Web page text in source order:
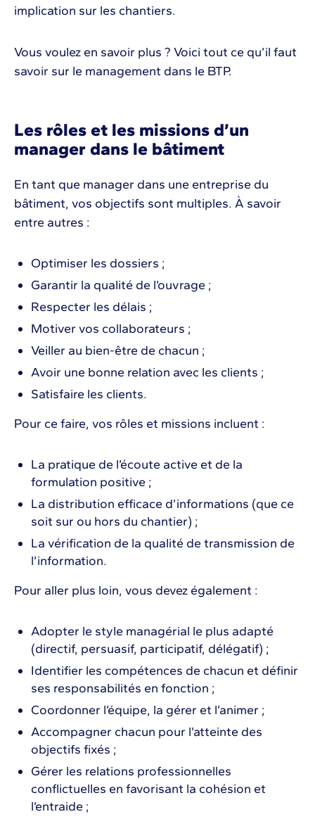
implication sur les chantiers.
Vous voulez en savoir plus ? Voici tout ce qu’il faut
savoir sur le management dans le BTP.
Les rôles et les missions d’un
manager dans le bâtiment
En tant que manager dans une entreprise du
bâtiment, vos objectifs sont multiples. À savoir
entre autres :
Optimiser les dossiers ;
Garantir la qualité de l’ouvrage ;
Respecter les délais ;
Motiver vos collaborateurs ;
Veiller au bien-être de chacun ;
Avoir une bonne relation avec les clients ;
Satisfaire les clients.
Pour ce faire, vos rôles et missions incluent :
La pratique de l’écoute active et de la
formulation positive ;
La distribution efficace d’informations (que ce
soit sur ou hors du chantier) ;
La vérification de la qualité de transmission de
l’information.
Pour aller plus loin, vous devez également :
Adopter le style managérial le plus adapté
(directif, persuasif, participatif, délégatif) ;
Identifier les compétences de chacun et définir
ses responsabilités en fonction ;
Coordonner l’équipe, la gérer et l’animer ;
Accompagner chacun pour l’atteinte des
objectifs fixés ;
Gérer les relations professionnelles
conflictuelles en favorisant la cohésion et
l’entraide ;